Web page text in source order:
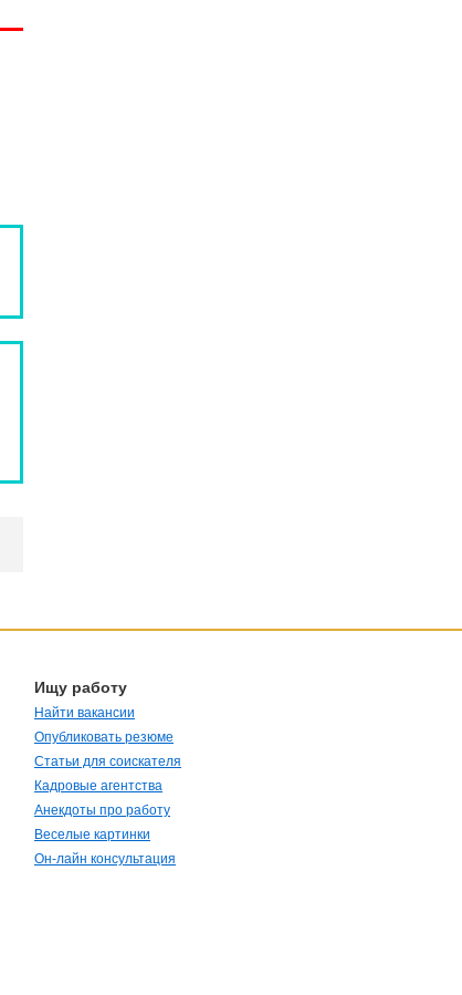
Ищу работу
Найти вакансии
Опубликовать резюме
Статьи для соискателя
Кадровые агентства
Анекдоты про работу
Веселые картинки
Он-лайн консультация